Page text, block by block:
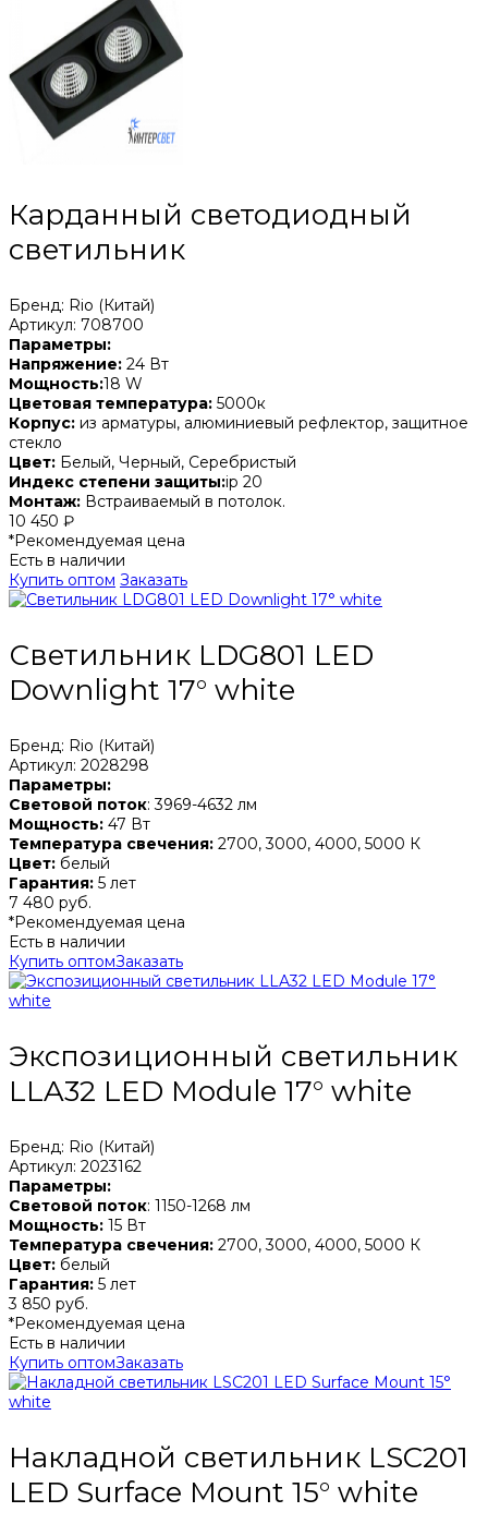
Карданный светодиодный
светильник
Бренд: Rio (Китай)
Артикул: 708700
Параметры:
Напряжение: 24 Вт
Мощность:18 W
Цветовая температура: 5000к
Корпус: из арматуры, алюминиевый рефлектор, защитное
стекло
Цвет: Белый, Черный, Серебристый
Индекс степени защиты:ip 20
Монтаж: Встраиваемый в потолок.
10 450 ₽
*Рекомендуемая цена
Есть в наличии
Купить оптом Заказать
Светильник LDG801 LED
Downlight 17° white
Бренд: Rio (Китай)
Артикул: 2028298
Параметры:
Световой поток: 3969-4632 лм
Мощность: 47 Вт
Температура свечения: 2700, 3000, 4000, 5000 К
Цвет: белый
Гарантия: 5 лет
7 480 руб.
*Рекомендуемая цена
Есть в наличии
Купить оптомЗаказать
Экспозиционный светильник
LLA32 LED Module 17° white
Бренд: Rio (Китай)
Артикул: 2023162
Параметры:
Световой поток: 1150-1268 лм
Мощность: 15 Вт
Температура свечения: 2700, 3000, 4000, 5000 К
Цвет: белый
Гарантия: 5 лет
3 850 руб.
*Рекомендуемая цена
Есть в наличии
Купить оптомЗаказать
Накладной светильник LSC201
LED Surface Mount 15° white